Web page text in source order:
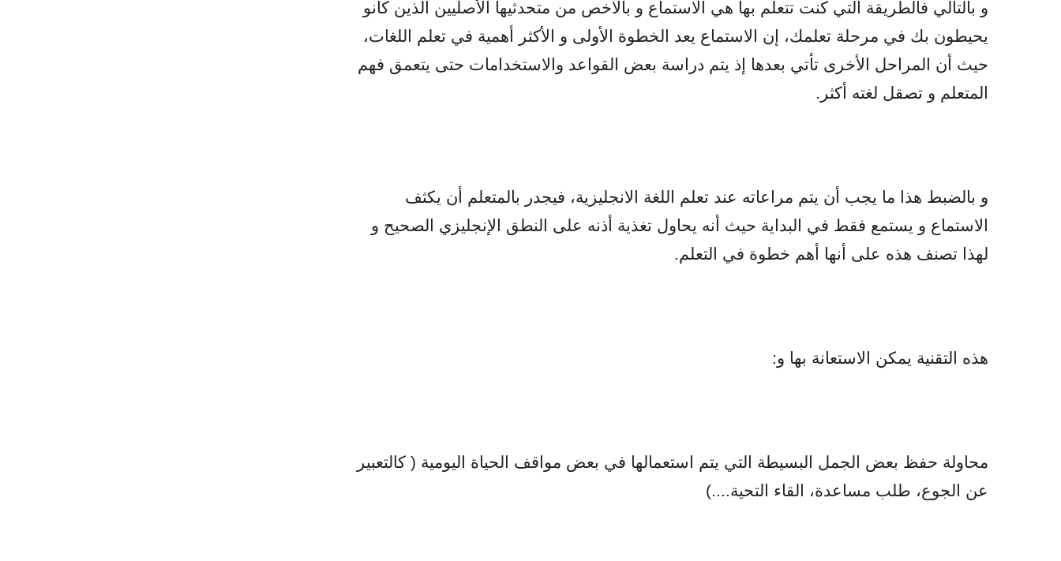
و بالتالي فالطريقة التي كنت تتعلم بها هي الاستماع و بالاخص من متحدثيها الأصليين الذين كانو
يحيطون بك في مرحلة تعلمك، إن الاستماع يعد الخطوة الأولى و الأكثر أهمية في تعلم اللغات،
حيث أن المراحل الأخرى تأتي بعدها إذ يتم دراسة بعض القواعد والاستخدامات حتى يتعمق فهم
المتعلم و تصقل لغته أكثر.
و بالضبط هذا ما يجب أن يتم مراعاته عند تعلم اللغة الانجليزية، فيجدر بالمتعلم أن يكثف
الاستماع و يستمع فقط في البداية حيث أنه يحاول تغذية أذنه على النطق الإنجليزي الصحيح و
لهذا تصنف هذه على أنها أهم خطوة في التعلم.
هذه التقنية يمكن الاستعانة بها و:
محاولة حفظ بعض الجمل البسيطة التي يتم استعمالها في بعض مواقف الحياة اليومية ( كالتعبير
عن الجوع، طلب مساعدة، القاء التحية....)